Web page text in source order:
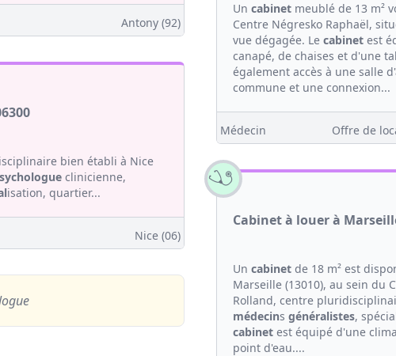
Antony (92)
bien établi à Nice
clinicienne,
isation, quartier...
Nice (06)
Un cabinet meublé de 13 m²
Centre Négresko Raphaël,
vue dégagée. Le cabinet est
canapé, de chaises et d'une
également accès à une salle
commune et une connexion...
Médecin
Cabinet à louer à
Un cabinet de 18 m² est
Marseille (13010), au sein du
Rolland, centre
médecins généralistes,
cabinet est équipé d'une
point d'eau....